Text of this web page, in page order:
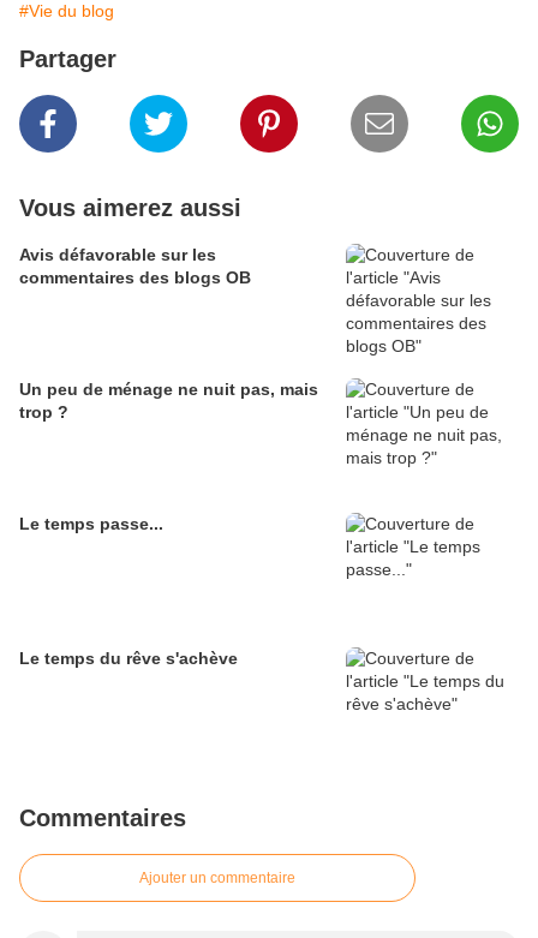
#Vie du blog
Partager
Vous aimerez aussi
Avis défavorable sur les
commentaires des blogs OB
Un peu de ménage ne nuit pas, mais
trop ?
Le temps passe...
Le temps du rêve s'achève
Commentaires
Ajouter un commentaire